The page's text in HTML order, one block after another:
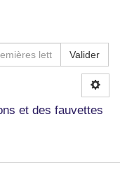
Valider
et des fauvettes